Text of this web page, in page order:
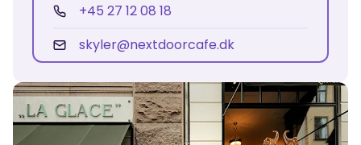
+45 27 12 08 18
skyler@nextdoorcafe.dk